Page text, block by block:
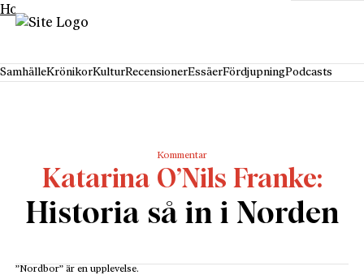
Hoppa till innehåll
SamhälleKrönikorKulturRecensionerEssäerFördjupningPodcasts
Kommentar
Katarina O’Nils Franke
Historia så in i Norden
”Nordbor” är en upplevelse.